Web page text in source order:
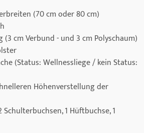
(70 cm oder 80 cm)
cm Verbund - und 3 cm Polyschaum)
(Status: Wellnessliege / kein Status:
Höhenverstellung der
1 Hüftbuchse, 1